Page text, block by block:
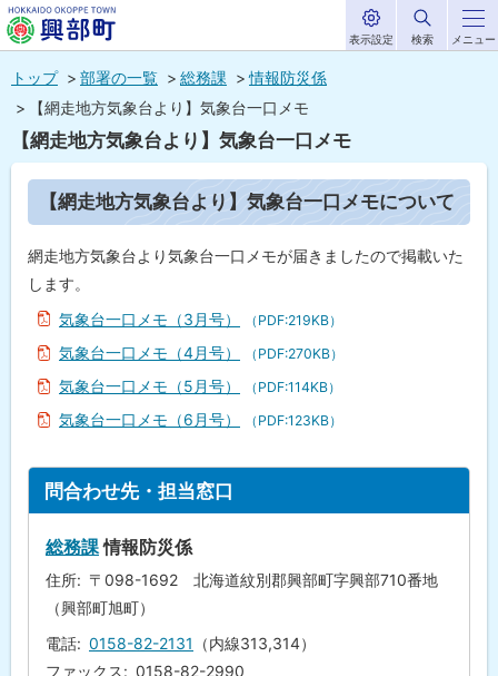
メ
北海道興部
町
HOKKAIDO OKOPPE TOWN
メニュー
表示設定 検索
トップ 部署の一覧 総務課
情報防災係
【網走地方気象台より】気象台一口メモ
【網走地方気象台より】気象台一口メモ
ジ
内
目
次
【
網
走
地
方
気
象
り
】
気
台
一
口
つ
い
【網走地方気象台より】気象台一口メモについて
網走地方気象台より気象台一口メモが届きましたので掲載いた
します。
気象台一口メモ（3月号）
（PDF:219KB）
気象台一口メモ（4月号） （PDF:270KB）
気象台一口メモ（5月号） （PDF:114KB）
気象台一口メモ（6月号） （PDF:123KB）
問合わせ先・担当窓口
総務課情報防災係
住所
〒098-1692 北海道紋別郡興部町字興部710番地
（興部町旭町）
電話
0158-82-2131
（内線313,314）
ファックス
0158-82-2990